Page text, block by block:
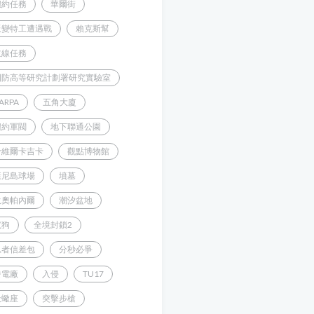
任務 華爾街
特工遭遇戰 賴克斯幫
任務
高等研究計劃署研究實驗室
五角大廈
軍閥 地下聯通公園
爾卡吉卡 觀點博物館
島球場 墳墓
帕內爾 潮汐盆地
全境封鎖2
信差包 分秒必爭
廠 入侵 TU17
座 突擊步槍